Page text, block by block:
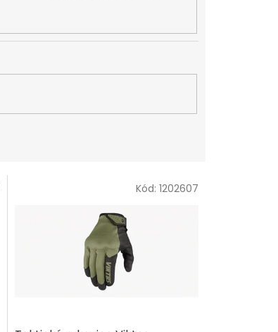
Kód: 1202607